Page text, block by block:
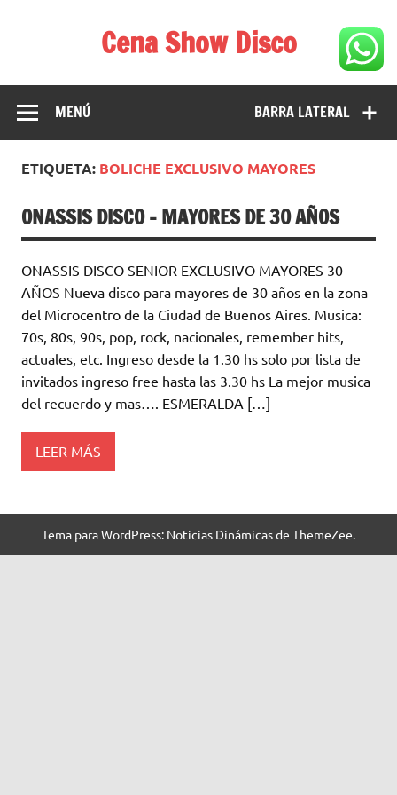
Cena Show Disco
Cena Show Disco – DISCO CENA SHOW GUIA DE
RESTAURANTES
BARRA LATERAL
MENÚ
ETIQUETA: BOLICHE EXCLUSIVO MAYORES
ONASSIS DISCO – MAYORES DE 30 AÑOS
ONASSIS DISCO SENIOR EXCLUSIVO MAYORES 30
AÑOS Nueva disco para mayores de 30 años en la zona
del Microcentro de la Ciudad de Buenos Aires. Musica:
70s, 80s, 90s, pop, rock, nacionales, remember hits,
actuales, etc. Ingreso desde la 1.30 hs solo por lista de
invitados ingreso free hasta las 3.30 hs La mejor musica
del recuerdo y mas…. ESMERALDA […]
LEER MÁS
Tema para WordPress: Noticias Dinámicas de ThemeZee.